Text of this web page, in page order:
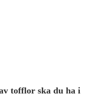
tofflor ska du ha i